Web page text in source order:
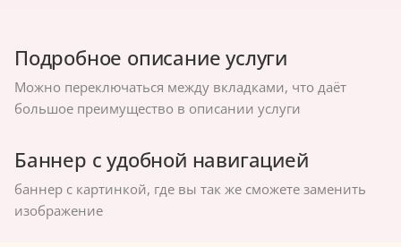
Подробное описание услуги
Можно переключаться между вкладками, что даёт
большое преимущество в описании услуги
Баннер с удобной навигацией
баннер с картинкой, где вы так же сможете заменить
изображение